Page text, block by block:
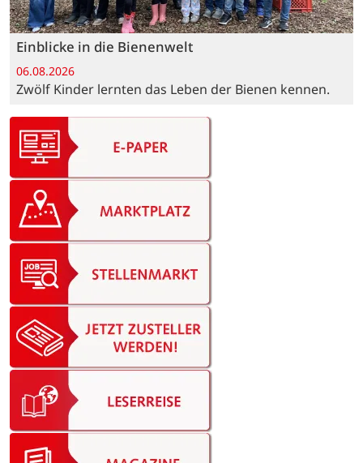
Einblicke in die Bienenwelt
06.08.2026
Zwölf Kinder lernten das Leben der Bienen kennen.